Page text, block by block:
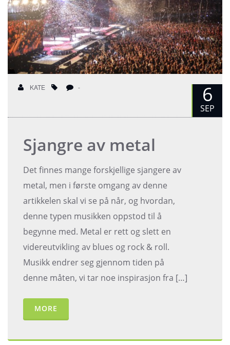
KATE - 6
SEP
Sjangre av metal
Det finnes mange forskjellige sjangere av
metal, men i første omgang av denne
artikkelen skal vi se på når, og hvordan,
denne typen musikken oppstod til å
begynne med. Metal er rett og slett en
videreutvikling av blues og rock & roll.
Musikk endrer seg gjennom tiden på
denne måten, vi tar noe inspirasjon fra […]
MORE